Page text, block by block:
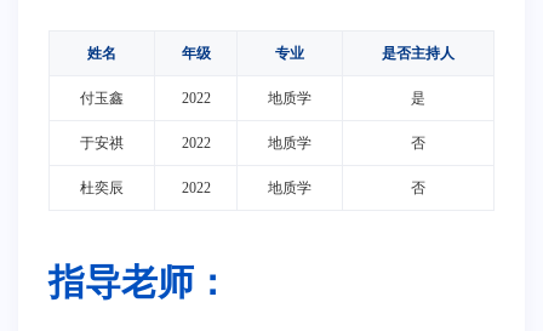
姓名 年级 专业 是否主持人
付玉鑫 2022 地质学 是
于安祺 2022 地质学 否
杜奕辰 2022 地质学 否
指导老师：